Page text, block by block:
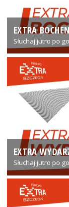
EXTRA
Słuchaj jutro po
EXTRA
Słuchaj jutro po